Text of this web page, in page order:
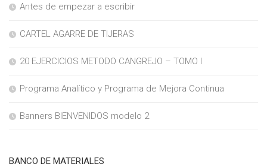
Antes de empezar a escribir
CARTEL AGARRE DE TIJERAS
20 EJERCICIOS METODO CANGREJO – TOMO I
Programa Analítico y Programa de Mejora Continua
Banners BIENVENIDOS modelo 2
BANCO DE MATERIALES